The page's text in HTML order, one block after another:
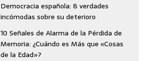
Democracia española: 8 verdades
incómodas sobre su deterioro
10 Señales de Alarma de la Pérdida de
Memoria: ¿Cuándo es Más que «Cosas
de la Edad»?